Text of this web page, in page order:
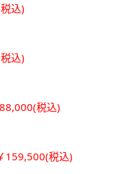
込)
込)
税込)
159,500(税込)